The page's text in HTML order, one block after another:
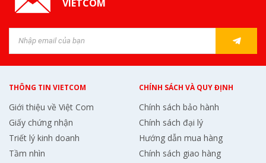
VIETCOM
THÔNG TIN VIETCOM
Giới thiệu về Việt Com
Giấy chứng nhận
Triết lý kinh doanh
Tầm nhìn
CHÍNH SÁCH VÀ QUY ĐỊNH
Chính sách bảo hành
Chính sách đại lý
Hướng dẫn mua hàng
Chính sách giao hàng